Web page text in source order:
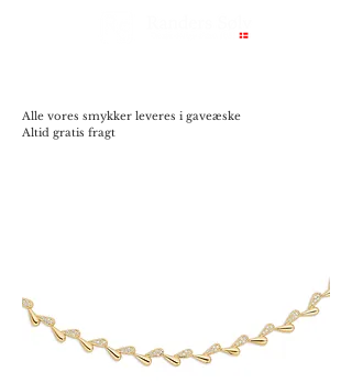
Alle vores smykker leveres i gaveæske
Altid gratis fragt